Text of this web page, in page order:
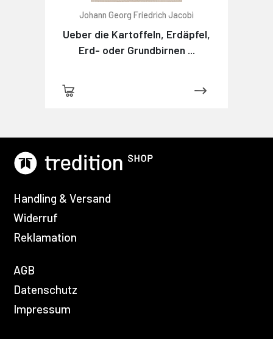
Johann Georg Friedrich Jacobi
Ueber die Kartoffeln, Erdäpfel,
Erd- oder Grundbirnen ...
Handling & Versand
Widerruf
Reklamation
AGB
Datenschutz
Impressum